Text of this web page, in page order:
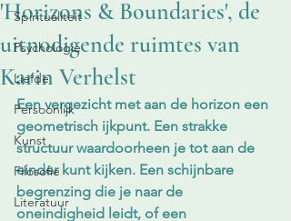
Spiritualiteit
Psychologie
Liefde
Persoonlijk
Kunst
Filosofie
Literatuur
'Horizons & Boundaries', de
uitnodigende ruimtes van
Karin Verhelst
Een vergezicht met aan de horizon een
geometrisch ijkpunt. Een strakke
structuur waardoorheen je tot aan de
einder kunt kijken. Een schijnbare
begrenzing die je naar de
oneindigheid leidt, of een